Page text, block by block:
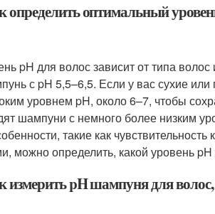
определить оптимальный
pH для волос зависит от типа
с pH 5,5–6,5. Если у вас сухие
уровнем pH, около 6–7, чтобы
шампуни с немного более низким
такие как
можно определить, какой уровень
измерить pH шампуня для волос,